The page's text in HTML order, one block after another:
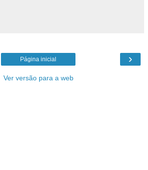
›
Página inicial
Ver versão para a web